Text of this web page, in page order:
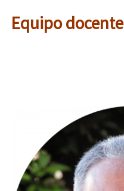
Equipo docente